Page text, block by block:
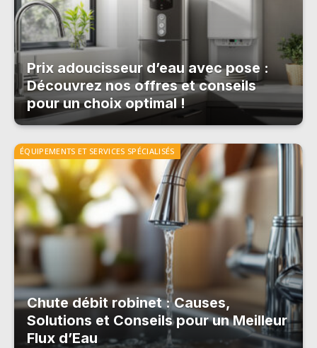
Prix adoucisseur d’eau avec pose :
Découvrez nos offres et conseils
pour un choix optimal !
ÉQUIPEMENTS ET SERVICES SPÉCIALISÉS
Chute débit robinet : Causes,
Solutions et Conseils pour un Meilleur
Flux d’Eau